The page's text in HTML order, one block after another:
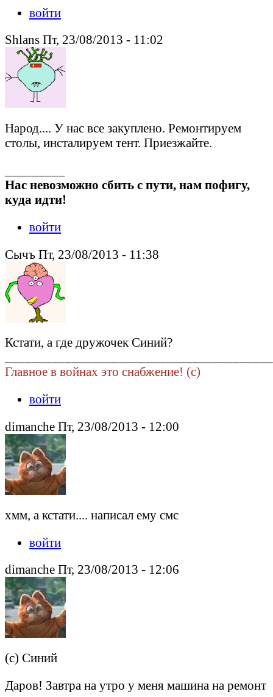
войти
Shlans Пт, 23/08/2013 - 11:02
Народ.... У нас все закуплено. Ремонтируем
столы, инсталируем тент. Приезжайте.
Нас невозможно сбить с пути, нам пофигу,
куда идти!
войти
Сычъ Пт, 23/08/2013 - 11:38
Кстати, а где дружочек Синий?
Главное в войнах это снабжение! (c)
войти
dimanche Пт, 23/08/2013 - 12:00
хмм, а кстати.... написал ему смс
войти
dimanche Пт, 23/08/2013 - 12:06
(с) Синий
Даров! Завтра на утро у меня машина на ремонт